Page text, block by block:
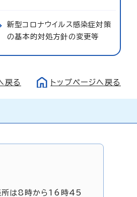
新型コロナウイルス感染症対策
の基本的対処方針の変更等
戻る トップページへ戻る
所は8時から16時45